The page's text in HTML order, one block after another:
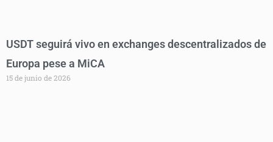
USDT seguirá vivo en exchanges descentralizados de
Europa pese a MiCA
15 de junio de 2026